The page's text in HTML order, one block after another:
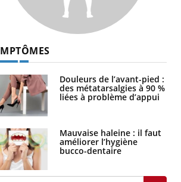
Douleurs de l’avant-pied :
des métatarsalgies à 90 %
liées à problème d’appui
Mauvaise haleine : il faut
améliorer l’hygiène
bucco-dentaire